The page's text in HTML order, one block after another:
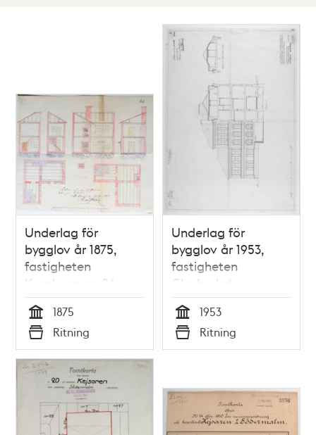
Underlag för
bygglov år 1875,
fastigheten
Kronkvarnen 24
Tid
1875
Typ
Ritning
Underlag för
bygglov år 1953,
fastigheten
Glasbruket
Tid
1953
Typ
Ritning